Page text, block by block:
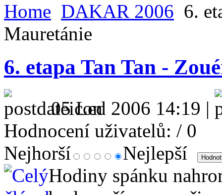
Home DAKAR 2006 6.
Mauretánie
6. etapa Tan Tan -
05 Led 2006 14:19 |
Hodnocení uživatelů: / 0
Nejhorší
Nejlepší
Hodiny spánku